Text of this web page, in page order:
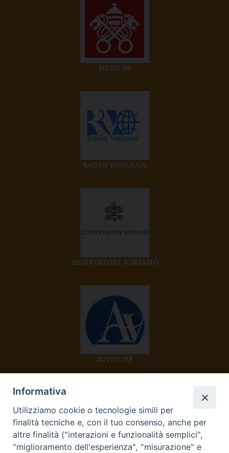
NEWS.VA
RADIO VATICANA
OSSERVATORE ROMANO
AVVENIRE
Informativa
Utilizziamo cookie o tecnologie simili per
finalità tecniche e, con il tuo consenso, anche per
altre finalità ("interazioni e funzionalità semplici",
"miglioramento dell'esperienza", "misurazione" e